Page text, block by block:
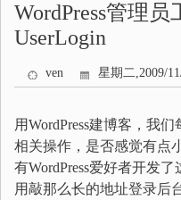
WordPress管理
UserLogin
ven 星期二,2009/
用WordPress建博客，我
相关操作，是否感觉有点
有WordPress爱好者开发
用敲那么长的地址登录后